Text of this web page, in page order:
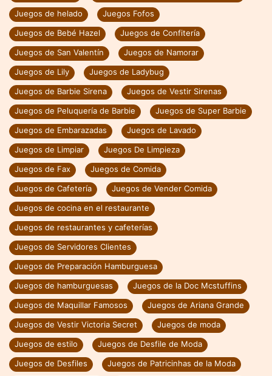
Juegos de helado
Juegos Fofos
Juegos de Bebé Hazel
Juegos de Confitería
Juegos de San Valentín
Juegos de Namorar
Juegos de Lily
Juegos de Ladybug
Juegos de Barbie Sirena
Juegos de Vestir Sirenas
Juegos de Peluquería de Barbie
Juegos de Super Barbie
Juegos de Embarazadas
Juegos de Lavado
Juegos de Limpiar
Juegos De Limpieza
Juegos de Fax
Juegos de Comida
Juegos de Cafetería
Juegos de Vender Comida
Juegos de cocina en el restaurante
Juegos de restaurantes y cafeterías
Juegos de Servidores Clientes
Juegos de Preparación Hamburguesa
Juegos de hamburguesas
Juegos de la Doc Mcstuffins
Juegos de Maquillar Famosos
Juegos de Ariana Grande
Juegos de Vestir Victoria Secret
Juegos de moda
Juegos de estilo
Juegos de Desfile de Moda
Juegos de Desfiles
Juegos de Patricinhas de la Moda